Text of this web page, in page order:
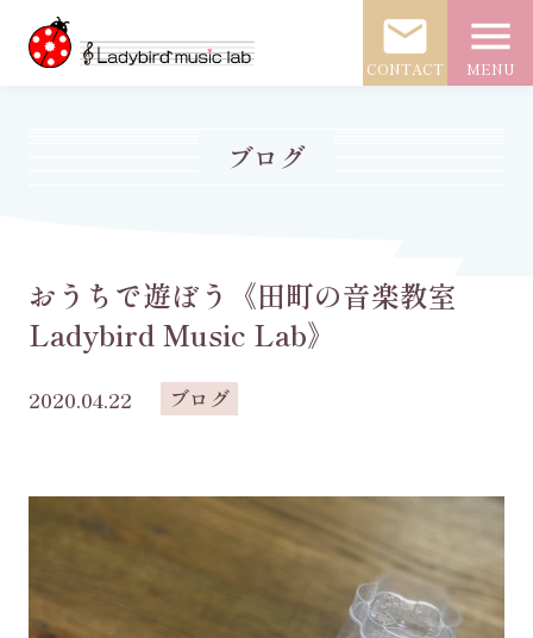
mail
CONTACT
menu
MENU
ブログ
おうちで遊ぼう《田町の音楽教室
Ladybird Music Lab》
2020.04.22 ブログ